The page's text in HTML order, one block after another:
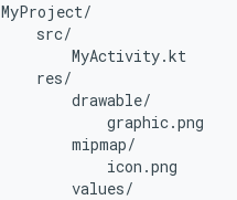
MyProject/
    src/
        MyActivity.kt
    res/
        drawable/
            graphic.png
        mipmap/
            icon.png
        values/